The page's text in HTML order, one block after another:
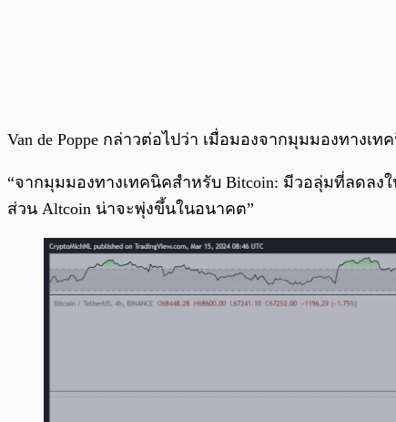
Van de Poppe กล่าวต่อไปว่า เมื่อมองจากมุมมองทางเ
“จากมุมมองทางเทคนิคสำหรับ Bitcoin: มีวอลุ่มที่ลดล
ส่วน Altcoin น่าจะพุ่งขึ้นในอนาคต”